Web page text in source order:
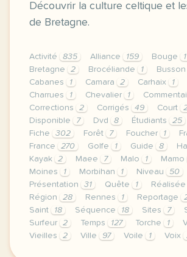
Découvrir la culture celtique et
de Bretagne.
Activité 835 Alliance 159 Bouge
Bretagne
2 Brocéliande 1 Busson
Cabanes
1 Camara 2 Carhaix 1
Charrues
1 Chevalier 1
Corrections
2 Corrigés 49 Court
Disponible
7 Dvd 8 Étudiants 25
Fiche
302 Forêt 7 Foucher 1
France
270 Golfe 1 Guide 8
Kayak
2 Maee 7 Malo 1 Mamo
Moines
1 Morbihan 1 Niveau 50
Présentation
31 Quête 1 Réalisée
Région
28 Rennes 1 Reportage
Saint
18 Séquence 18 Sites 7
Surfeur
2 Temps 127 Torche 1
Vieilles
2 Ville 97 Voile 1 Voix
le respect de votre vie privee